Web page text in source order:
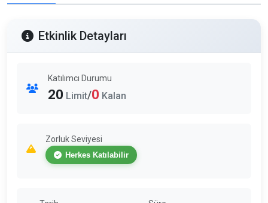
Etkinlik Detayları
Katılımcı Durumu
20 Limit/0 Kalan
Zorluk Seviyesi
Herkes Katılabilir